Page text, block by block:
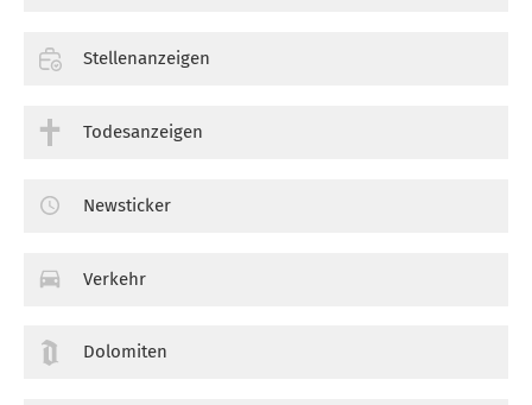
Stellenanzeigen
Todesanzeigen
Newsticker
Verkehr
Dolomiten